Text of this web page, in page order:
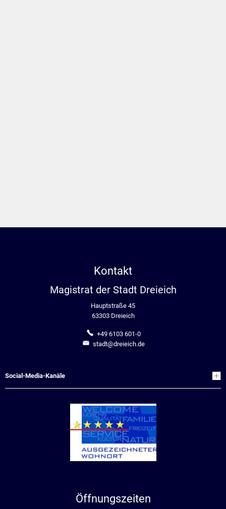
Kontakt
Magistrat der Stadt Dreieich
Hauptstraße 45
63303 Dreieich
+49 6103 601-0
stadt@dreieich.de
Social-Media-Kanäle
Öffnungszeiten